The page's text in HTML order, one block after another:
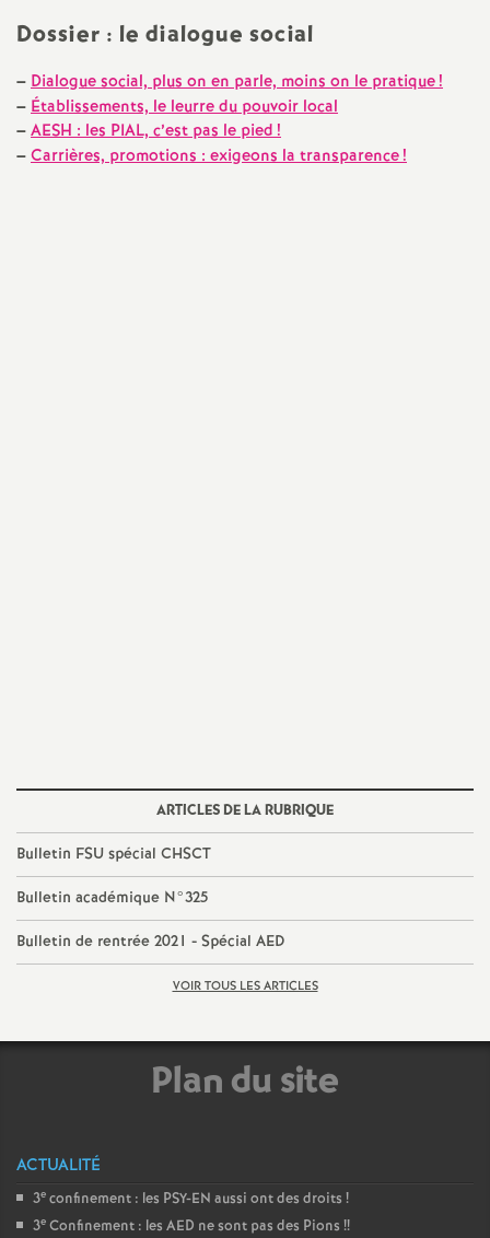
e
e
o
n
d
g
Dossier : le dialogue social
–Dialogue social, plus on en parle, moins on le pratique!
–Établissements, le leurre du pouvoir local
–AESH : les PIAL, c’est pas le pied!
–Carrières, promotions : exigeons la transparence!
ARTICLES DE LA RUBRIQUE
Bulletin FSU spécial CHSCT
Bulletin académique N°325
Bulletin de rentrée 2021 - Spécial AED
VOIR TOUS LES ARTICLES
Plan du site
ACTUALITÉ
3e confinement : les PSY-EN aussi ont des droits !
3e Confinement : les AED ne sont pas des Pions !!